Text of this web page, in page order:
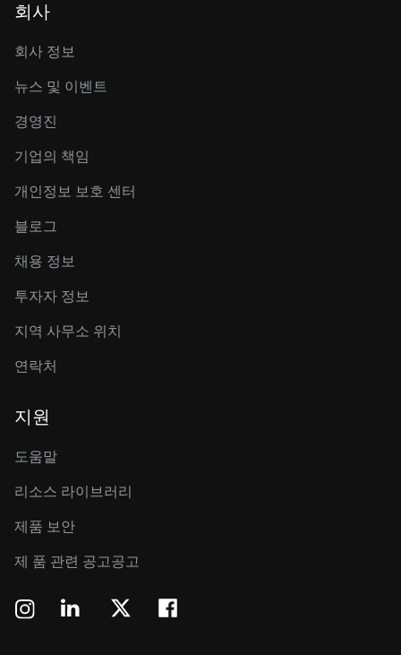
회사
회사 정보
뉴스 및 이벤트
경영진
기업의 책임
개인정보 보호 센터
블로그
채용 정보
투자자 정보
지역 사무소 위치
연락처
지원
도움말
리소스 라이브러리
제품 보안
제 품 관련 공고공고